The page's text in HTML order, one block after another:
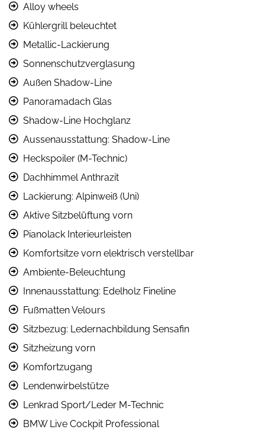
Alloy wheels
Kühlergrill beleuchtet
Metallic-Lackierung
Sonnenschutzverglasung
Außen Shadow-Line
Panoramadach Glas
Shadow-Line Hochglanz
Aussenausstattung: Shadow-Line
Heckspoiler (M-Technic)
Dachhimmel Anthrazit
Lackierung: Alpinweiß (Uni)
Aktive Sitzbelüftung vorn
Pianolack Interieurleisten
Komfortsitze vorn elektrisch verstellbar
Ambiente-Beleuchtung
Innenausstattung: Edelholz Fineline
Fußmatten Velours
Sitzbezug: Ledernachbildung Sensafin
Sitzheizung vorn
Komfortzugang
Lendenwirbelstütze
Lenkrad Sport/Leder M-Technic
BMW Live Cockpit Professional